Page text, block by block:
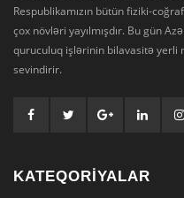
Respublikamızın bütün fiziki-
çox növləri yayılmışdır. Bu gün
quruculuq işlərinin bilavasitə yerli
sevindirir.
KATEQORİYALAR